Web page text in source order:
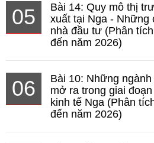
05
Bài 14: Quy mô thị
xuất tại Nga - Những
nhà đầu tư (Phân
đến năm 2026)
06
Bài 10: Những
mở ra trong giai
kinh tế Nga (Phân
đến năm 2026)